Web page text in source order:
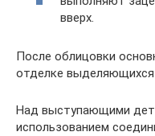
вверх.
После облицовки
отделке
Над выступающими
использованием